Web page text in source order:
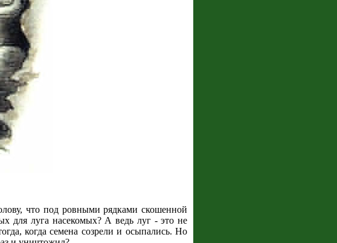
что под ровными рядками скошенной
для луга насекомых? А ведь луг - это не
когда семена созрели и осыпались. Но